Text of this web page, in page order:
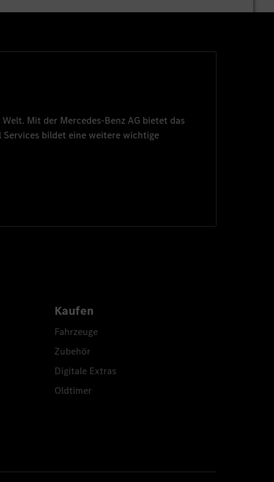
Mit der Mercedes-Benz AG bietet das
Services bildet eine weitere wichtige
Kaufen
Fahrzeuge
Zubehör
Digitale Extras
Oldtimer